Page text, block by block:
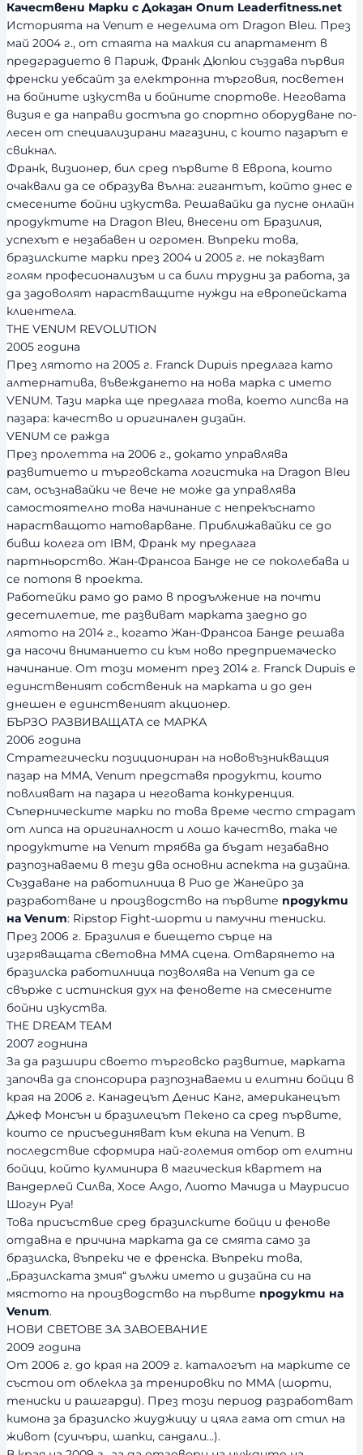
о
с
т
Качествени Марки с Доказан Опит Leaderfitness.net
Историята на Venum е неделима от Dragon Bleu. През
май 2004 г., от стаята на малкия си апартамент в
предградието в Париж, Франк Дюпюи създава първия
френски уебсайт за електронна търговия, посветен
на бойните изкуства и бойните спортове. Неговата
визия е да направи достъпа до спортно оборудване по-
лесен от специализирани магазини, с които пазарът е
свикнал.
Франк, визионер, бил сред първите в Европа, които
очаквали да се образува вълна: гигантът, който днес е
смесените бойни изкуства. Решавайки да пусне онлайн
продуктите на Dragon Bleu, внесени от Бразилия,
успехът е незабавен и огромен. Въпреки това,
бразилските марки през 2004 и 2005 г. не показват
голям професионализъм и са били трудни за работа, за
да задоволят нарастващите нужди на европейската
клиентела.
THE VENUM REVOLUTION
2005 година
През лятото на 2005 г. Franck Dupuis предлага като
алтернатива, въвеждането на нова марка с името
VENUM. Тази марка ще предлага това, което липсва на
пазара: качество и оригинален дизайн.
VENUM се ражда
През пролетта на 2006 г., докато управлява
развитието и търговската логистика на Dragon Bleu
сам, осъзнавайки че вече не може да управлява
самостоятелно това начинание с непрекъснато
нарастващото натоварване. Приближавайки се до
бивш колега от IBM, Франк му предлага
партньорство. Жан-Франсоа Банде не се поколебава и
се потопя в проекта.
Работейки рамо до рамо в продължение на почти
десетилетие, те развиват марката заедно до
лятото на 2014 г., когато Жан-Франсоа Банде решава
да насочи вниманието си към ново предприемаческо
начинание. От този момент през 2014 г. Franck Dupuis е
единственият собственик на марката и до ден
днешен е единственият акционер.
БЪРЗО РАЗВИВАЩАТА се МАРКА
2006 година
Стратегически позициониран на нововъзникващия
пазар на ММА, Venum представя продукти, които
повлияват на пазара и неговата конкуренция.
Съперническите марки по това време често страдат
от липса на оригиналност и лошо качество, така че
продуктите на Venum трябва да бъдат незабавно
разпознаваеми в тези два основни аспекта на дизайна.
Създаване на работилница в Рио де Жанейро за
разработване и производство на първите продукти
на Venum: Ripstop Fight-шорти и памучни тениски.
През 2006 г. Бразилия е биещето сърце на
изгряващата световна ММА сцена. Отварянето на
бразилска работилница позволява на Venum да се
свърже с истинския дух на феновете на смесените
бойни изкуства.
THE DREAM TEAM
2007 годнина
За да разшири своето търговско развитие, марката
започва да спонсорира разпознаваеми и елитни бойци в
края на 2006 г. Канадецът Денис Канг, американецът
Джеф Монсън и бразилецът Пекено са сред първите,
които се присъединяват към екипа на Venum. В
последствие сформира най-големия отбор от елитни
бойци, който кулминира в магическия квартет на
Вандерлей Силва, Хосе Алдо, Лиото Мачида и Маурисио
Шогун Руа!
Това присъствие сред бразилските бойци и фенове
отдавна е причина марката да се смята само за
бразилска, въпреки че е френска. Въпреки това,
„Бразилската змия“ дължи името и дизайна си на
мястото на производство на първите продукти на
Venum.
НОВИ СВЕТОВЕ ЗА ЗАВОЕВАНИЕ
2009 година
От 2006 г. до края на 2009 г. каталогът на марките се
състои от облекла за тренировки по ММА (шорти,
тениски и рашгарди). През този период разработват
кимона за бразилско жиуджицу и цяла гама от стил на
живот (суичъри, шапки, сандали…).